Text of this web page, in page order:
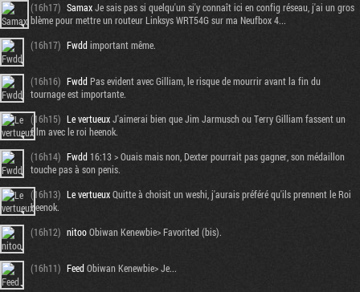
(16h17) SamaxJe sais pas si quelqu'un si'y connaît ici en config réseau, j'ai un gros
blème pour mettre un routeur Linksys WRT54G sur ma Neufbox 4...
(16h17) Fwddimportant même.
(16h16) Fwdd Pas evident avec Gilliam, le risque de mourrir avant la fin du
tournage est importante.
(16h15) Le vertueuxJ'aimerai bien que Jim Jarmusch ou Terry Gilliam fassent un
film avec le roi heenok.
(16h14) Fwdd 16:13 > Ouais mais non, Dexter pourrait pas gagner, son médaillon
touche pas à son penis.
(16h13) Le vertueuxQuitte à choisit un weshi, j'aurais préféré qu'ils prennent le Roi
heenok.
(16h12) nitooObiwan Kenewbie> Favorited (bis).
(16h11) Feed Obiwan Kenewbie> Je...